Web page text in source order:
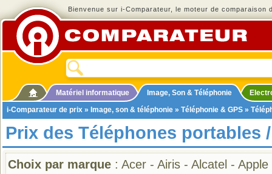
Bienvenue sur i-Comparateur, le moteur de comparaison
Matériel informatique Image, Son & Téléphonie
i-Comparateur de prix » Image, son & téléphonie » Téléphonie & GPS »
Prix des Téléphones portables
Choix par marque : Acer - Airis - Alcatel - Apple